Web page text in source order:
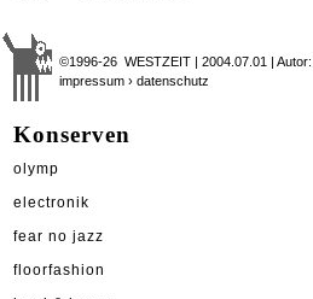
©1996-26 WESTZEIT | 2004.07.01 |
impressum › datenschutz
Konserven
olymp
electronik
fear no jazz
floorfashion